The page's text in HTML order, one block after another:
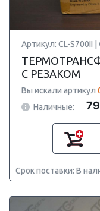
Артикул: CL-S700II |
С РЕЗАКОМ
Вы искали артикул
Наличные:
Срок поставки: В